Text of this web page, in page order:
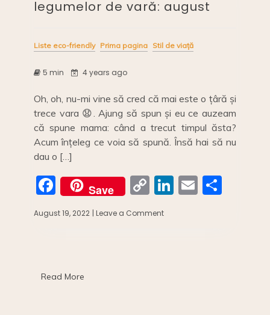
legumelor de vară: august
Liste eco-friendly Prima pagina Stil de viață
5 min 4 years ago
Oh, oh, nu-mi vine să cred că mai este o țâră și
trece vara 😧. Ajung să spun și eu ce auzeam
că spune mama: când a trecut timpul ăsta?
Acum înțeleg ce voia să spună. Însă hai să nu
dau o […]
F
a
c
o
Save
C
p
Li E
August 19, 2022 | Leave a Comment
Read More